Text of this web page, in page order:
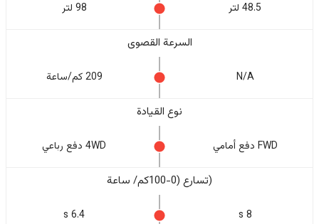
48.5 لتر 98 لتر
السرعة القصوى
N/A 209 كم/ساعة
نوع القيادة
FWD دفع أمامي 4WD دفع رباعي
(تسارع (0-100كم/ ساعة
8 s
6.4 s